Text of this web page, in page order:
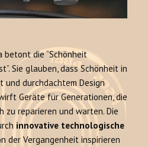
betont die “Schönheit
Sie glauben, dass Schönheit in
durchdachtem Design
Geräte für Generationen, die
zu reparieren und warten. Die
innovative technologische
der Vergangenheit inspirieren